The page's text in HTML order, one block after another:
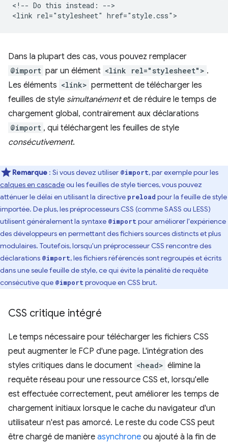
<!-- Do this instead: -->
Dans la plupart des cas, vous pouvez remplacer
@import par un élément <link rel="stylesheet"> .
Les éléments <link> permettent de télécharger les
feuilles de style simultanémentet de réduire le temps de
chargement global, contrairement aux déclarations
@import , qui téléchargent les feuilles de style
consécutivement.
Remarque : Si vous devez utiliser @import, par exemple pour les
calques en cascadeou les feuilles de style tierces, vous pouvez
atténuer le délai en utilisant la directive preload pour la feuille de style
importée. De plus, les préprocesseurs CSS (comme SASS ou LESS)
utilisent généralement la syntaxe @importpour améliorer l'expérience
des développeurs en permettant des fichiers sources distincts et plus
modulaires. Toutefois, lorsqu'un préprocesseur CSS rencontre des
déclarations @import, les fichiers référencés sont regroupés et écrits
dans une seule feuille de style, ce qui évite la pénalité de requête
consécutive que @importprovoque en CSS brut.
CSS critique intégré
Le temps nécessaire pour télécharger les fichiers CSS
peut augmenter le FCP d'une page. L'intégration des
styles critiques dans le document <head> élimine la
requête réseau pour une ressource CSS et, lorsqu'elle
est effectuée correctement, peut améliorer les temps de
chargement initiaux lorsque le cache du navigateur d'un
utilisateur n'est pas amorcé. Le reste du code CSS peut
être chargé de manière asynchrone ou ajouté à la fin de